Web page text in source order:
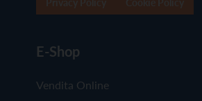
E-Shop
Vendita Online